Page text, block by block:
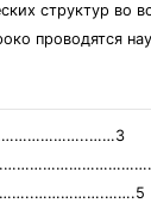
структур во
проводятся